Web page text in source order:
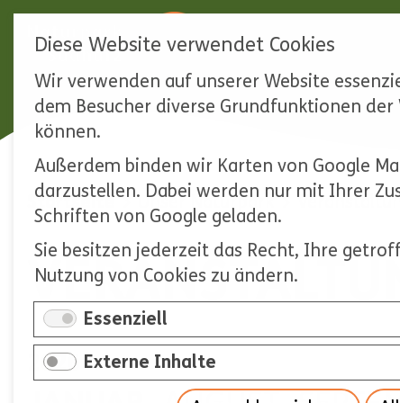
Diese Website verwendet Cookies
Wir verwenden auf unserer Website
dem Besucher diverse Grundfunktionen
können.
Außerdem binden wir Karten von Google
darzustellen. Dabei werden nur mit Ihrer
Schriften von Google geladen.
Sie besitzen jederzeit das Recht, Ihre
Nutzung von Cookies zu ändern.
Essenziell
Externe Inhalte
Navigation
überspringen
Startseite Unser Naturpark
2026